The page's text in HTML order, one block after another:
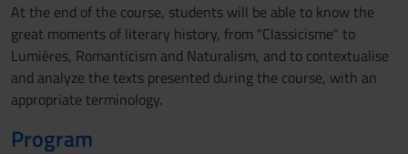
At the end of the course, students will be able to know the
great moments of literary history, from "Classicisme" to
Lumières, Romanticism and Naturalism, and to contextualise
and analyze the texts presented during the course, with an
appropriate terminology.
Program